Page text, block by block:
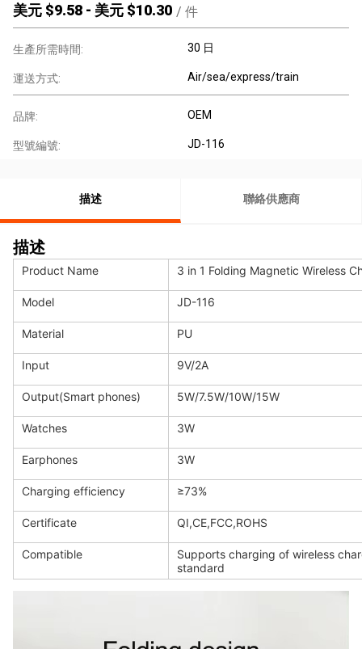
美元 $9.58 - 美元 $10.30 / 件
生產所需時間: 30 日
運送方式: Air/sea/express/train
品牌: OEM
型號編號: JD-116
描述 聯絡供應商
描述
Product Name 3 in 1 Folding Magnetic Wireless
Model JD-116
Material PU
Input 9V/2A
Output(Smart phones) 5W/7.5W/10W/15W
Watches 3W
Earphones 3W
Charging efficiency ≥73%
Certificate QI,CE,FCC,ROHS
Compatible
Supports charging of wireless
standard